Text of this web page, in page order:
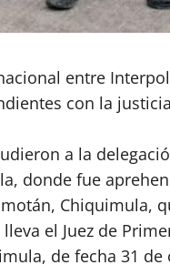
entre
con la
a la
donde fue
Chiquimula,
el Juez de
de fecha 31 de